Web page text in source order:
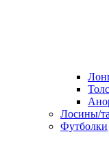
Лосины/
Футболки